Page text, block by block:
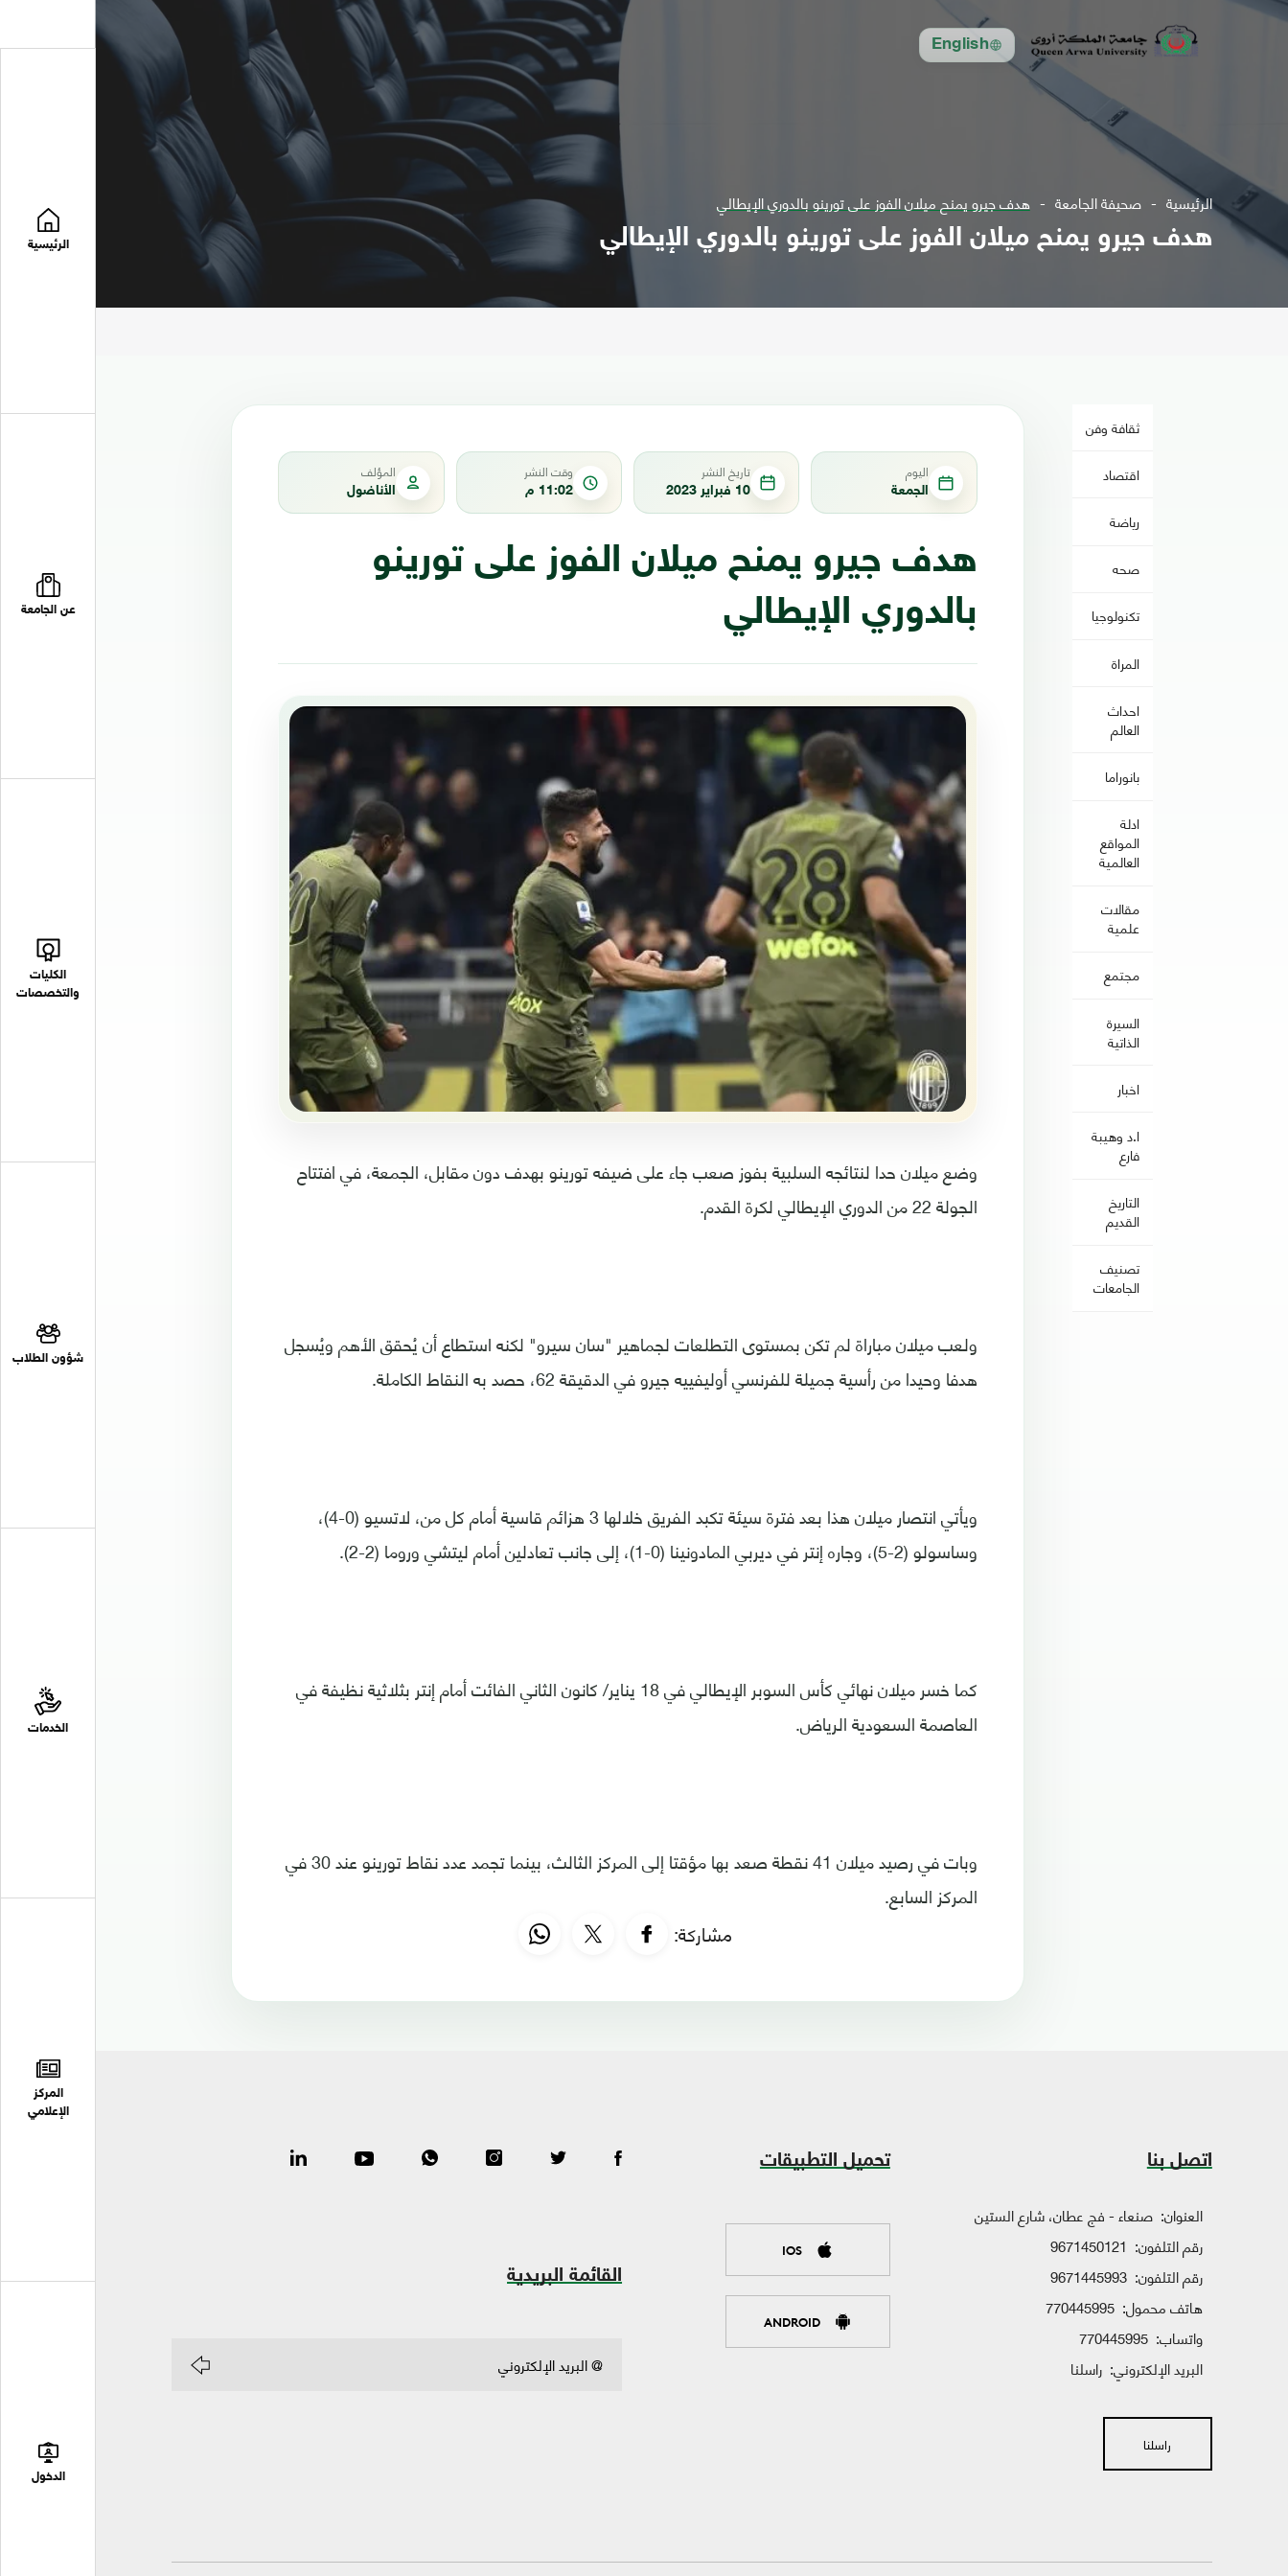
English
الرئيسية
عن الجامعة
الكليات
والتخصصات
شؤون الطلاب
الخدمات
المركز
الإعلامي
الدخول
الرئيسية صحيفة الجامعة هدف جيرو يمنح ميلان الفوز على تورينو بالدوري الإيطالي
هدف جيرو يمنح ميلان الفوز على تورينو بالدوري الإيطالي
ثقافة وفن
اقتصاد
رياضة
صحه
تكنولوجيا
المراة
احداث
العالم
بانوراما
ادلة
المواقع
العالمية
مقالات
علمية
مجتمع
السيرة
الذاتية
اخبار
ا.د وهيبة
فارع
التاريخ
القديم
تصنيف
الجامعات
اليوم
الجمعة
تاريخ النشر
10 فبراير 2023
وقت النشر
11:02 م
المؤلف
الأناضول
هدف جيرو يمنح ميلان الفوز على تورينو
بالدوري الإيطالي
وضع ميلان حدا لنتائجه السلبية بفوز صعب جاء على ضيفه تورينو بهدف دون مقابل، الجمعة، في افتتاح
الجولة 22 من الدوري الإيطالي لكرة القدم.
ولعب ميلان مباراة لم تكن بمستوى التطلعات لجماهير "سان سيرو" لكنه استطاع أن يُحقق الأهم ويُسجل
هدفا وحيدا من رأسية جميلة للفرنسي أوليفييه جيرو في الدقيقة 62، حصد به النقاط الكاملة.
ويأتي انتصار ميلان هذا بعد فترة سيئة تكبد الفريق خلالها 3 هزائم قاسية أمام كل من، لاتسيو (0-4)،
وساسولو (2-5)، وجاره إنتر في ديربي المادونينا (0-1)، إلى جانب تعادلين أمام ليتشي وروما (2-2).
كما خسر ميلان نهائي كأس السوبر الإيطالي في 18 يناير/ كانون الثاني الفائت أمام إنتر بثلاثية نظيفة في
العاصمة السعودية الرياض.
وبات في رصيد ميلان 41 نقطة صعد بها مؤقتا إلى المركز الثالث، بينما تجمد عدد نقاط تورينو عند 30 في
المركز السابع.
مشاركة:
اتصل بنا
العنوان: صنعاء - فج عطان، شارع الستين
رقم التلفون: 9671450121
رقم التلفون: 9671445993
هاتف محمول: 770445995
واتساب: 770445995
البريد الإلكتروني: راسلنا
راسلنا
تحميل التطبيقات
IOS
ANDROID
القائمة البريدية